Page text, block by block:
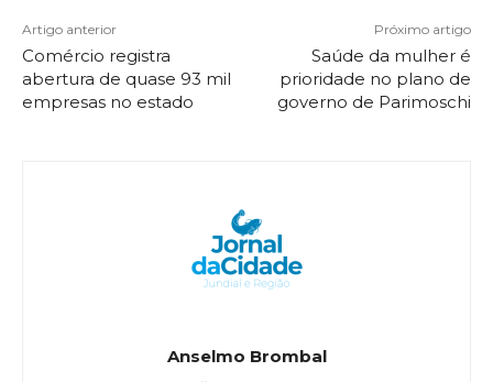
Artigo anterior
Comércio registra
abertura de quase 93 mil
empresas no estado
Próximo artigo
Saúde da mulher é
prioridade no plano de
governo de Parimoschi
Anselmo Brombal